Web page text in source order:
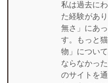
私は過去に
た経験があ
無さ」にあ
す。もっと
物」につい
ならなかっ
のサイトを